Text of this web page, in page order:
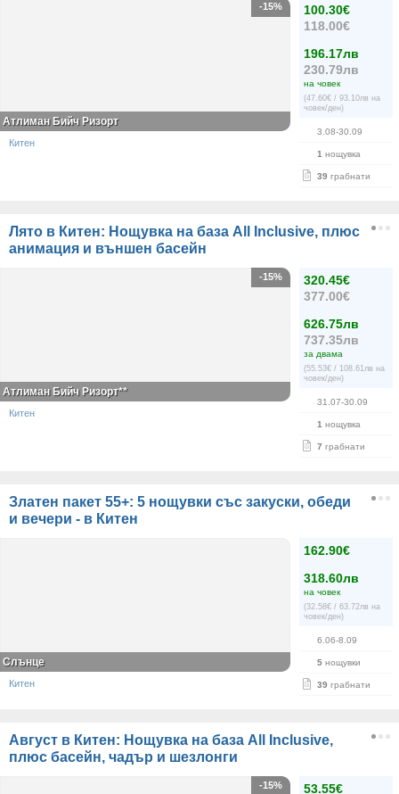
100.30€
118.00€
196.17лв
230.79лв
на човек
(47.60€ / 93.10лв на
човек/ден)
3.08-30.09
1 нощувка
39 грабнати
-15%
Атлиман Бийч Ризорт
Китен
Лято в Китен: Нощувка на база All Inclusive, плюс
анимация и външен басейн
320.45€
377.00€
626.75лв
737.35лв
за двама
(55.53€ / 108.61лв на
човек/ден)
31.07-30.09
1 нощувка
7 грабнати
-15%
Атлиман Бийч Ризорт**
Китен
Златен пакет 55+: 5 нощувки със закуски, обеди
и вечери - в Китен
162.90€
318.60лв
на човек
(32.58€ / 63.72лв на
човек/ден)
6.06-8.09
5 нощувки
39 грабнати
Слънце
Китен
Август в Китен: Нощувка на база All Inclusive,
плюс басейн, чадър и шезлонги
53.55€
-15%